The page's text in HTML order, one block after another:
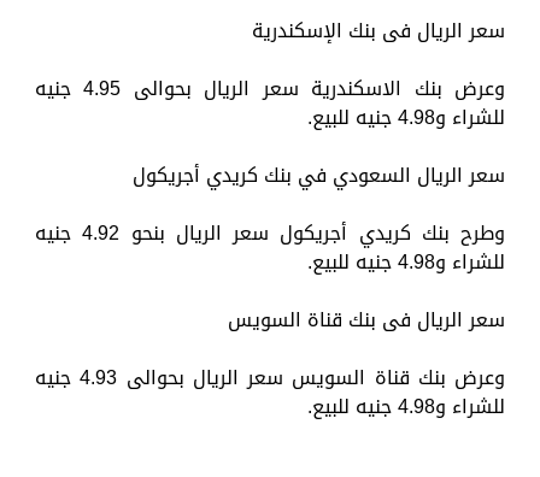
سعر الريال فى بنك الإسكندرية
وعرض بنك الاسكندرية سعر الريال بحوالى 4.95 جنيه
للشراء و4.98 جنيه للبيع.
سعر الريال السعودي في بنك كريدي أجريكول
وطرح بنك كريدي أجريكول سعر الريال بنحو 4.92 جنيه
للشراء و4.98 جنيه للبيع.
سعر الريال فى بنك قناة السويس
وعرض بنك قناة السويس سعر الريال بحوالى 4.93 جنيه
للشراء و4.98 جنيه للبيع.